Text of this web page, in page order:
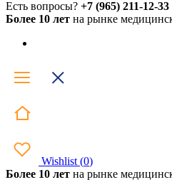
Есть вопросы? +7 (965) 211-12-33
Более 10 лет на рынке
Wishlist (0)
Более 10 лет на рынке